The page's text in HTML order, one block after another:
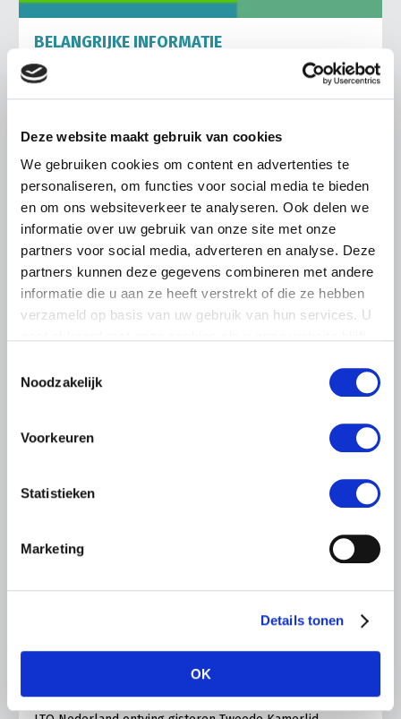
Deze website maakt gebruik van cookies
We gebruiken cookies om content en advertenties te
personaliseren, om functies voor social media te bieden
en om ons websiteverkeer te analyseren. Ook delen we
informatie over uw gebruik van onze site met onze
partners voor social media, adverteren en analyse. Deze
partners kunnen deze gegevens combineren met andere
informatie die u aan ze heeft verstrekt of die ze hebben
verzameld op basis van uw gebruik van hun services. U
Noodzakelijk
Voorkeuren
Statistieken
Marketing
Details tonen
OK
BELANGRIJKE INFORMATIE
6 AUGUSTUS 2026
LTO sluit aan bij demonstratie tegen
pluimveehouders
ZLTO, LLTB, LTO Noord en LTO Nederland roepen hun
leden op om op vrijdagochtend 14 augustus massaal naar
het voorplein van het provinciehuis in Den Bosch te
komen…
Lees meer
LTO LOBBY
Kamerlid Goudzwaard (JA21)
bezoekt melkveehouderij in
Súdwest-Fryslân